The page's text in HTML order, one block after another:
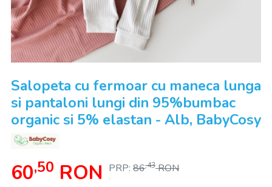
Salopeta cu fermoar cu maneca lunga
si pantaloni lungi din 95%bumbac
organic si 5% elastan - Alb, BabyCosy
60,50 RON PRP: 86,43 RON
.